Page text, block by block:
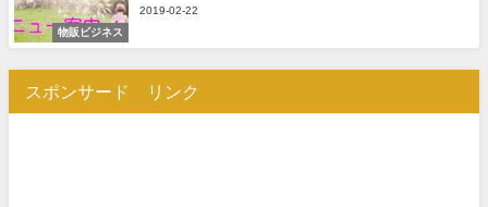
物販ビジネス
2019-02-22
スポンサード リンク